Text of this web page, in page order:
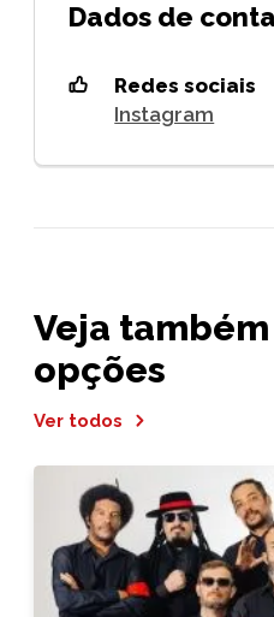
Dados de
Redes sociais
Instagram
Veja
opções
Ver todos